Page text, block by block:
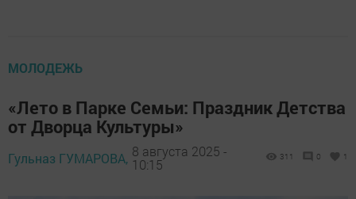
МОЛОДЕЖЬ
«Лето в Парке Семьи: Праздник Детства
от Дворца Культуры»
Гульназ ГУМАРОВА, 8 августа 2025 -
10:15
311 0 1